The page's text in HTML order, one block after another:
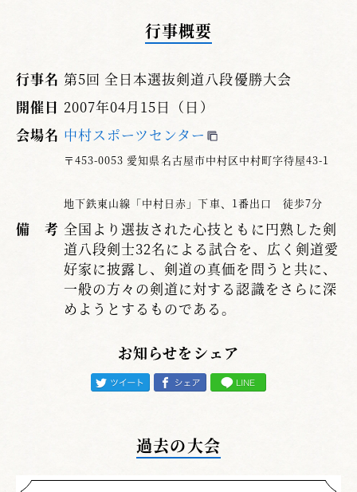
行事概要
行事名 第5回 全日本選抜剣道八段優勝大会
開催日 2007年04月15日（日）
会場名 中村スポーツセンター
〒453-0053 愛知県名古屋市中村区中村町字待屋43-1
地下鉄東山線「中村日赤」下車、1番出口 徒歩7分
備 考 全国より選抜された心技ともに円熟した剣
道八段剣士32名による試合を、広く剣道愛
好家に披露し、剣道の真価を問うと共に、
一般の方々の剣道に対する認識をさらに深
めようとするものである。
お知らせをシェア
過去の大会